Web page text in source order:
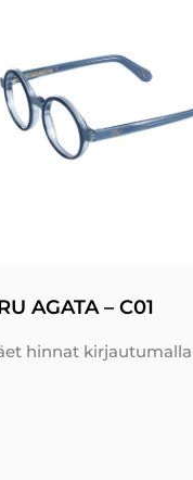
AGATA – C01
hinnat kirjautumalla